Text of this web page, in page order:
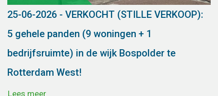
25-06-2026 - VERKOCHT (STILLE VERKOOP):
5 gehele panden (9 woningen + 1
bedrijfsruimte) in de wijk Bospolder te
Rotterdam West!
Lees meer